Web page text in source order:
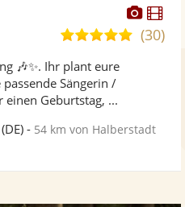
5,0(30)
🎶✨. Ihr plant eure
Sängerin /
Geburtstag, ...
(DE) - 54 km von Halberstadt